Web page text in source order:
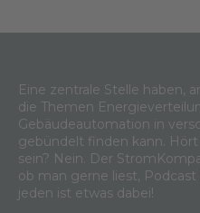
Eine zentrale Stelle haben,
die Themen
Gebäudeautomation in
gebündelt finden kann.
sein? Nein. Der
ob man gerne liest,
jeden ist etwas dabei!